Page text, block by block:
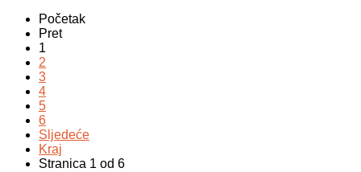
Početak
Pret
1
2
3
4
5
6
Sljedeće
Kraj
Stranica 1 od 6